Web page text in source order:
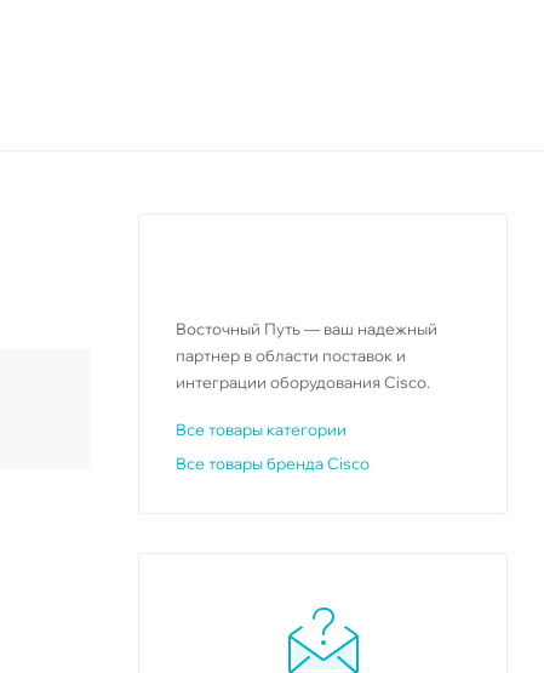
Восточный Путь — ваш надежный
партнер в области поставок и
интеграции оборудования Cisco.
Все товары категории
Все товары бренда Cisco